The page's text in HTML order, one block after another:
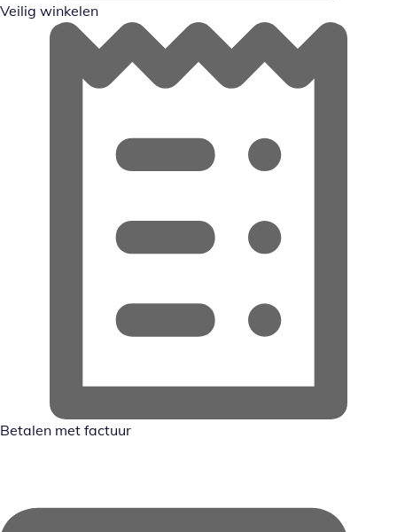
Veilig winkelen
Betalen met factuur